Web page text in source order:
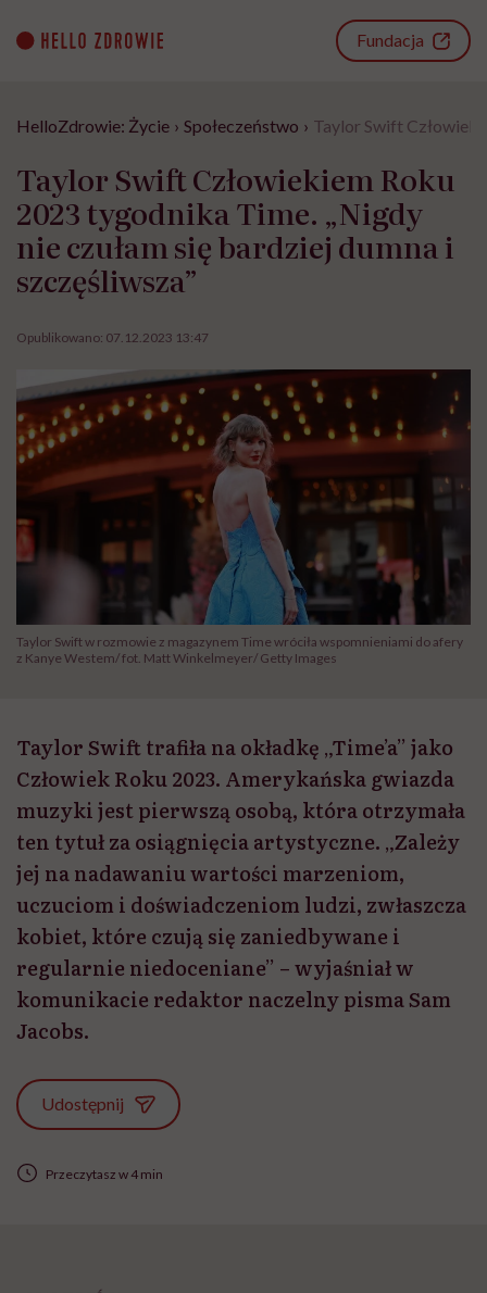
content
Fundacja
HelloZdrowie: Życie › Społeczeństwo › Taylor Swift
Taylor Swift Człowiekiem Roku
2023 tygodnika Time. „Nigdy
nie czułam się bardziej dumna i
szczęśliwsza”
Opublikowano: 07.12.2023 13:47
Taylor Swift w rozmowie z magazynem Time wróciła wspomnieniami do afery
z Kanye Westem/ fot. Matt Winkelmeyer/ Getty Images
Taylor Swift trafiła na okładkę „Time’a” jako
Człowiek Roku 2023. Amerykańska gwiazda
muzyki jest pierwszą osobą, która otrzymała
ten tytuł za osiągnięcia artystyczne. „Zależy
jej na nadawaniu wartości marzeniom,
uczuciom i doświadczeniom ludzi, zwłaszcza
kobiet, które czują się zaniedbywane i
regularnie niedoceniane” – wyjaśniał w
komunikacie redaktor naczelny pisma Sam
Jacobs.
Udostępnij
Przeczytasz w 4 min